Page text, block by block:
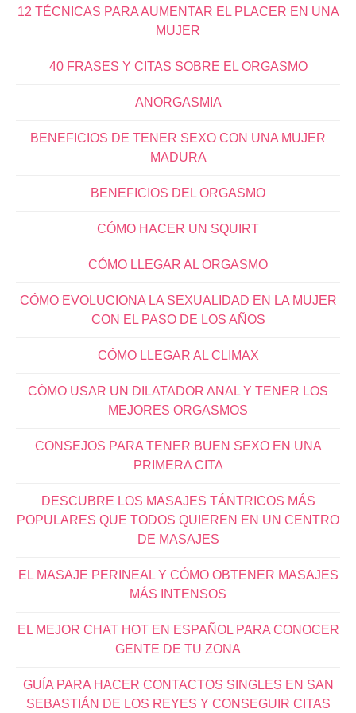
12 TÉCNICAS PARA AUMENTAR EL PLACER EN UNA
MUJER
40 FRASES Y CITAS SOBRE EL ORGASMO
ANORGASMIA
BENEFICIOS DE TENER SEXO CON UNA MUJER
MADURA
BENEFICIOS DEL ORGASMO
CÓMO HACER UN SQUIRT
CÓMO LLEGAR AL ORGASMO
CÓMO EVOLUCIONA LA SEXUALIDAD EN LA MUJER
CON EL PASO DE LOS AÑOS
CÓMO LLEGAR AL CLIMAX
CÓMO USAR UN DILATADOR ANAL Y TENER LOS
MEJORES ORGASMOS
CONSEJOS PARA TENER BUEN SEXO EN UNA
PRIMERA CITA
DESCUBRE LOS MASAJES TÁNTRICOS MÁS
POPULARES QUE TODOS QUIEREN EN UN CENTRO
DE MASAJES
EL MASAJE PERINEAL Y CÓMO OBTENER MASAJES
MÁS INTENSOS
EL MEJOR CHAT HOT EN ESPAÑOL PARA CONOCER
GENTE DE TU ZONA
GUÍA PARA HACER CONTACTOS SINGLES EN SAN
SEBASTIÁN DE LOS REYES Y CONSEGUIR CITAS